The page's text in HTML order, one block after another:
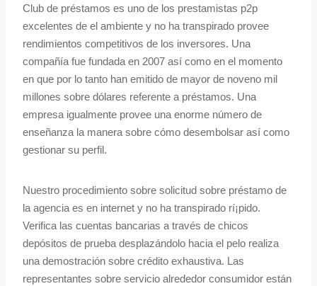
Club de préstamos es uno de los prestamistas p2p
excelentes de el ambiente y no ha transpirado provee
rendimientos competitivos de los inversores. Una
compañía fue fundada en 2007 así­ como en el momento
en que por lo tanto han emitido de mayor de noveno mil
millones sobre dólares referente a préstamos. Una
empresa igualmente provee una enorme número de
enseñanza la manera sobre cómo desembolsar así­ como
gestionar su perfil.
Nuestro procedimiento sobre solicitud sobre préstamo de
la agencia es en internet y no ha transpirado rí¡pido.
Verifica las cuentas bancarias a través de chicos
depósitos de prueba desplazándolo hacia el pelo realiza
una demostración sobre crédito exhaustiva. Las
representantes sobre servicio alrededor consumidor están